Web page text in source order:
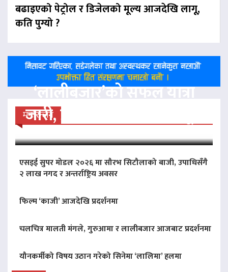
बढाइएको पेट्रोल र डिजेलको मूल्य आजदेखि लागू,
कति पुग्यो ?
मनोरन्जन
‘लालीबजार’को सफल यात्रा
जारी, प्रदर्शनको ५१औँ दिन पूरा
एसइई सुपर मोडल २०२६ मा सौरभ सिटौलाको बाजी, उपाधिसँगै
२ लाख नगद र अन्तर्राष्ट्रिय अवसर
फिल्म ‘काजी’ आजदेखि प्रदर्शनमा
चलचित्र मालती मंगले, गुरुआमा र लालीबजार आजबाट प्रदर्शनमा
यौनकर्मीको विषय उठान गरेको सिनेमा ‘लालिमा’ हलमा